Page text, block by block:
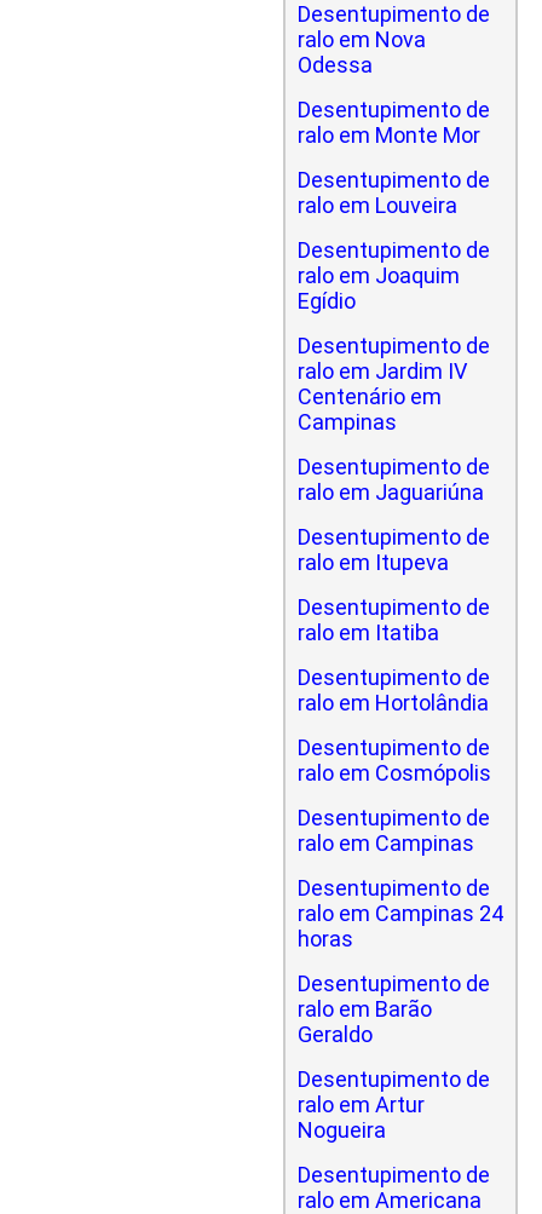
Desentupimento de
ralo em Nova
Odessa
Desentupimento de
ralo em Monte Mor
Desentupimento de
ralo em Louveira
Desentupimento de
ralo em Joaquim
Egídio
Desentupimento de
ralo em Jardim IV
Centenário em
Campinas
Desentupimento de
ralo em Jaguariúna
Desentupimento de
ralo em Itupeva
Desentupimento de
ralo em Itatiba
Desentupimento de
ralo em Hortolândia
Desentupimento de
ralo em Cosmópolis
Desentupimento de
ralo em Campinas
Desentupimento de
ralo em Campinas 24
horas
Desentupimento de
ralo em Barão
Geraldo
Desentupimento de
ralo em Artur
Nogueira
Desentupimento de
ralo em Americana